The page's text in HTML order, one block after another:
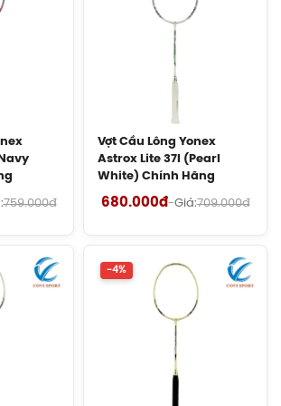
Cầu Lông Yonex Eclipsion Z
Vợt Cầu Lông Lining Axforce 100 Max
hệ
Cước Cầu Lông Kizuna Z63X Chính
Cước Cầu Lông Kizuna Z61 Chính
Hãng
Cước Cầu Lông Kizuna Z69 Chính
759.000đ
Vợt Cầu Lông Yonex
Astrox Lite 37I (Pearl
White) Chính Hãng
680.000đ-Giá:709.000đ
-4%